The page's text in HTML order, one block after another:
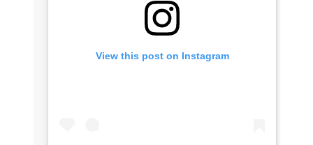
View this post on Instagram